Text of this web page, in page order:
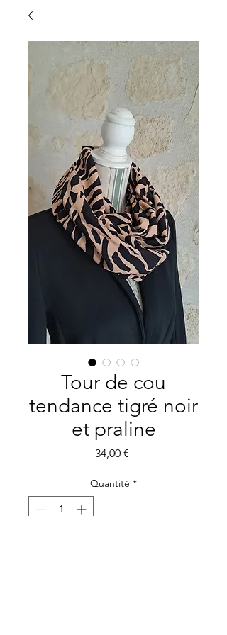
Tour de cou
tendance tigré noir
et praline
34,00 €Prix
Quantité *